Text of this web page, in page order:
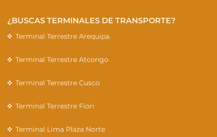
¿BUSCAS TERMINALES DE TRANSPORTE?
Terminal Terrestre Arequipa
Terminal Terrestre Atcongo
Terminal Terrestre Cusco
Terminal Terrestre Fiori
Terminal Lima Plaza Norte